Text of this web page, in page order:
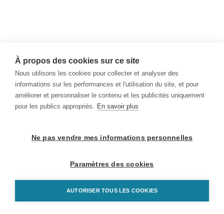
À propos des cookies sur ce site
Nous utilisons les cookies pour collecter et analyser des
informations sur les performances et l'utilisation du site, et pour
améliorer et personnaliser le contenu et les publicités uniquement
pour les publics appropriés. En savoir plus
Ne pas vendre mes informations personnelles
Paramètres des cookies
AUTORISER TOUS LES COOKIES